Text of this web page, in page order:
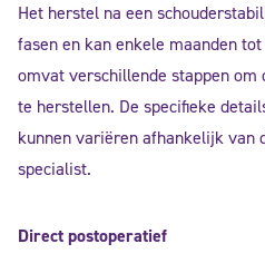
Het herstel na een
fasen en kan enkele maanden
omvat verschillende stappen
te herstellen. De specifieke
kunnen variëren afhankelijk van
specialist.
Direct postoperatief